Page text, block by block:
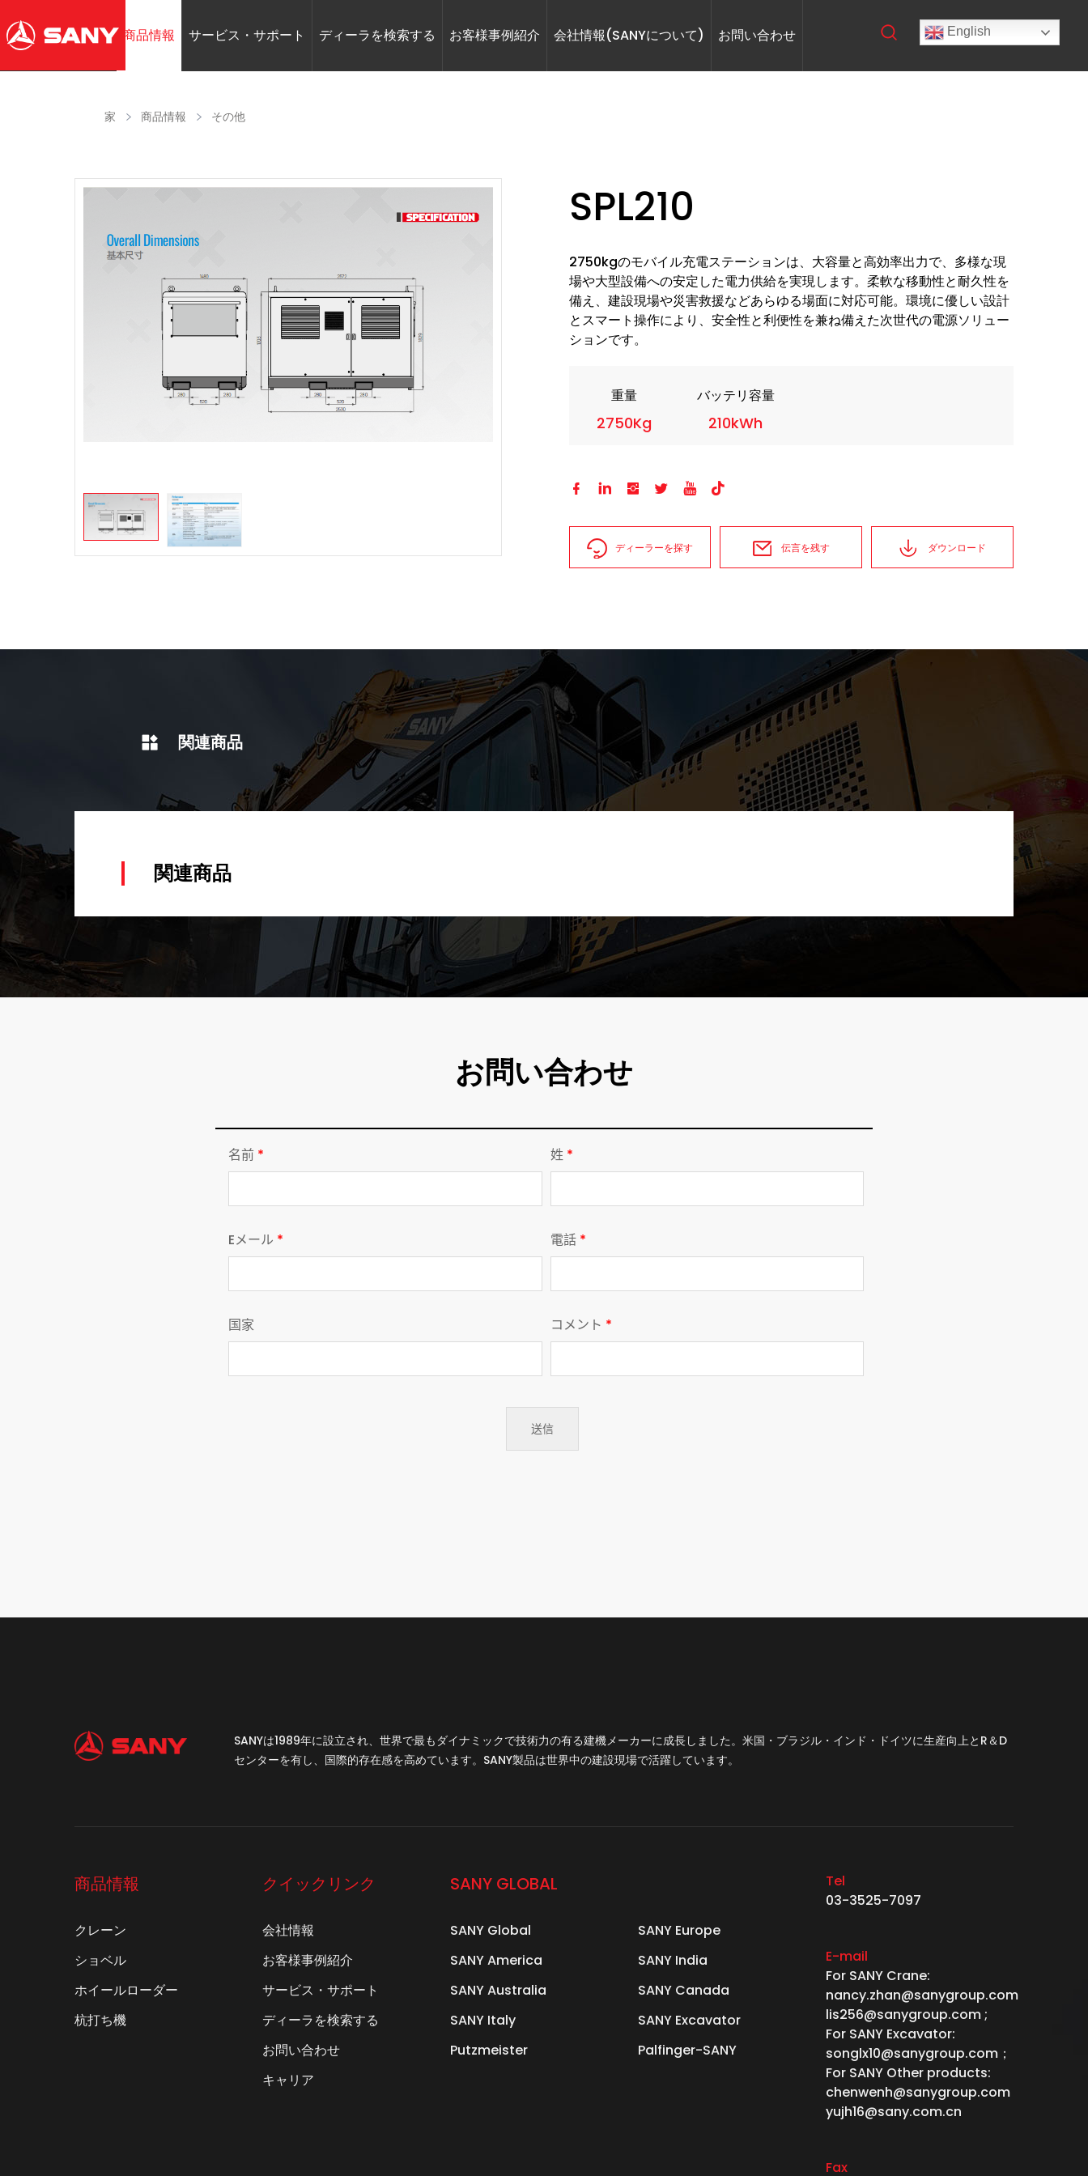
商品情報 サービス・サポート ディーラを検索する お客様事例紹介 会社情報(SANYについて) お問い合わせ English
家 商品情報 その他
SPL210
2750kgのモバイル充電ステーションは、大容量と高効率出力で、多様な現
場や大型設備への安定した電力供給を実現します。柔軟な移動性と耐久性を
備え、建設現場や災害救援などあらゆる場面に対応可能。環境に優しい設計
とスマート操作により、安全性と利便性を兼ね備えた次世代の電源ソリュー
ションです。
重量
2750Kg
バッテリ容量
210kWh
     
ディーラーを探す 伝言を残す ダウンロード
関連商品
関連商品
お問い合わせ
名前 * 姓 *
Eメール * 電話 *
国家 コメント *
SANYは1989年に設立され、世界で最もダイナミックで技術力の有る建機メーカーに成長しました。米国・ブラジル・インド・ドイツに生産向上とR＆D
センターを有し、国際的存在感を高めています。SANY製品は世界中の建設現場で活躍しています。
商品情報
クレーン
ショベル
ホイールローダー
杭打ち機
クイックリンク
会社情報
お客様事例紹介
サービス・サポート
ディーラを検索する
お問い合わせ
キャリア
SANY GLOBAL
SANY Global
SANY Europe
SANY America
SANY India
SANY Australia
SANY Canada
SANY Italy
SANY Excavator
Putzmeister
Palfinger-SANY
Tel
03-3525-7097
E-mail
For SANY Crane:
nancy.zhan@sanygroup.com
lis256@sanygroup.com ;
For SANY Excavator:
songlx10@sanygroup.com；
For SANY Other products:
chenwenh@sanygroup.com
yujh16@sany.com.cn
Fax